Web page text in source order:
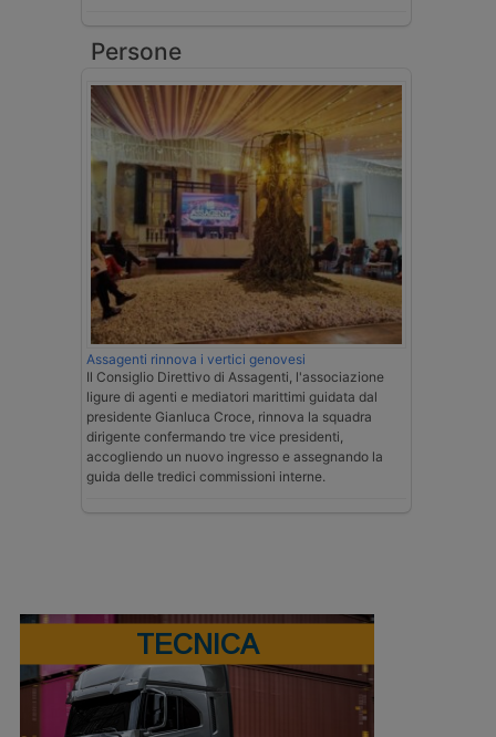
Persone
Assagenti rinnova i vertici genovesi
Il Consiglio Direttivo di Assagenti, l'associazione
ligure di agenti e mediatori marittimi guidata dal
presidente Gianluca Croce, rinnova la squadra
dirigente confermando tre vice presidenti,
accogliendo un nuovo ingresso e assegnando la
guida delle tredici commissioni interne.
TECNICA